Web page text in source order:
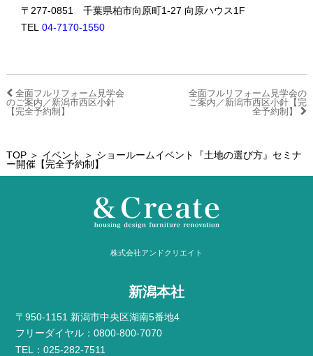
〒277-0851 千葉県柏市向原町1-27 向原ハウス1F
TEL04-7170-1550
全面フルリフォーム見学会
のご案内／新潟市西区小針
【完全予約制】
全面フルリフォーム見学会の
ご案内／新潟市西区小針【完
全予約制】
TOP＞ イベント
＞ ショールームイベント『土地の選び方』セミナ
ー開催【完全予約制】
株式会社アンドクリエイト
新潟本社
〒950-1151 新潟市中央区湖南5番地4
フリーダイヤル：0800-800-7070
TEL：025-282-7511